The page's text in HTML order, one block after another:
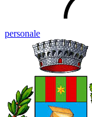
personale